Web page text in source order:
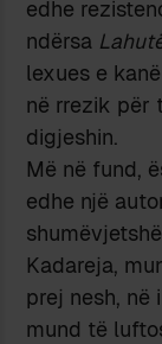
edhe
ndërsa
lexues e
në rrezik për
digjeshin.
Më në fund,
edhe një
Kadareja,
prej nesh, në
mund të